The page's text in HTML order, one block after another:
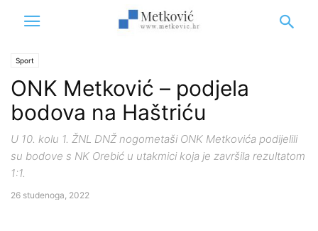
Sport
ONK Metković – podjela
bodova na Haštriću
U 10. kolu 1. ŽNL DNŽ nogometaši ONK Metkovića podijelili
su bodove s NK Orebić u utakmici koja je završila rezultatom
1:1.
26 studenoga, 2022